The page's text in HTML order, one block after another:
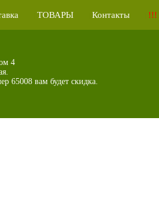
ТОВАРЫ Контакты !!!
4
65008 вам будет скидка.